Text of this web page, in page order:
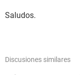
Saludos.
Discusiones similares